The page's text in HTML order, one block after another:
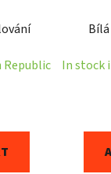
Republic In stock